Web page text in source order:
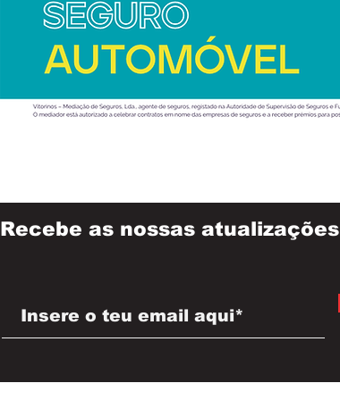
Recebe as nossas atualizações